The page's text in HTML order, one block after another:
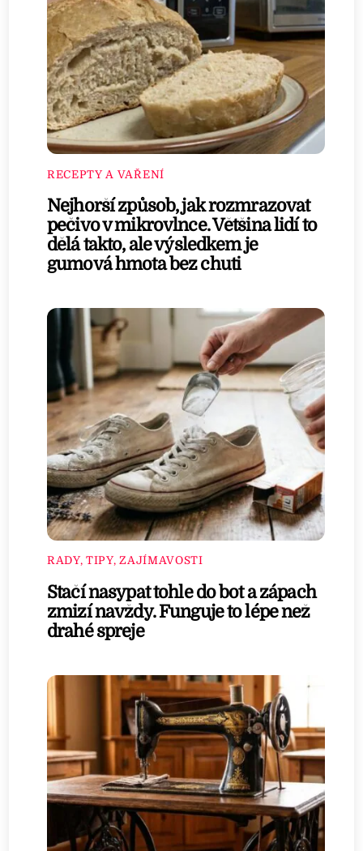
RECEPTY A VAŘENÍ
Nejhorší způsob, jak rozmrazovat
pečivo v mikrovlnce. Většina lidí to
dělá takto, ale výsledkem je
gumová hmota bez chuti
RADY, TIPY, ZAJÍMAVOSTI
Stačí nasypat tohle do bot a zápach
zmizí navždy. Funguje to lépe než
drahé spreje